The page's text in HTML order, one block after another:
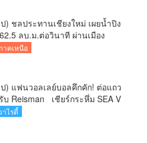
) ชลประทานเชียงใหม่ เผยน้ำปิง
ลบ.ม.ต่อวินาที ผ่านเมือง
ใหม่กลางดึก สถานการณ์ปกติ แต่
าคเหนือ
) แฟนวอลเลย์บอลคึกคัก! ต่อแถว
Reisman เชียร์กระหึ่ม SEA V
2026 ที่เชียงใหม่
าไรตี้